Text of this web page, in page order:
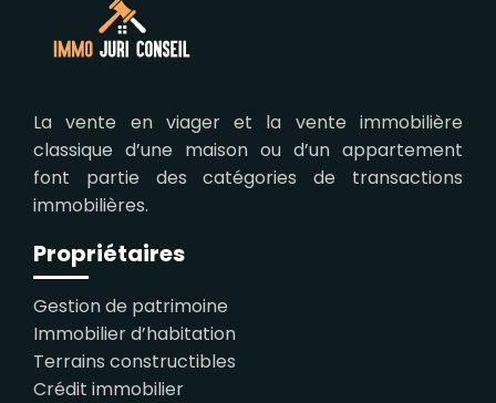
La vente en viager et la vente immobilière
classique d’une maison ou d’un appartement
font partie des catégories de transactions
immobilières.
Propriétaires
Gestion de patrimoine
Immobilier d’habitation
Terrains constructibles
Crédit immobilier